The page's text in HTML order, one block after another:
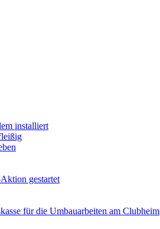
installiert
gestartet
für die Umbauarbeiten am Clubheim